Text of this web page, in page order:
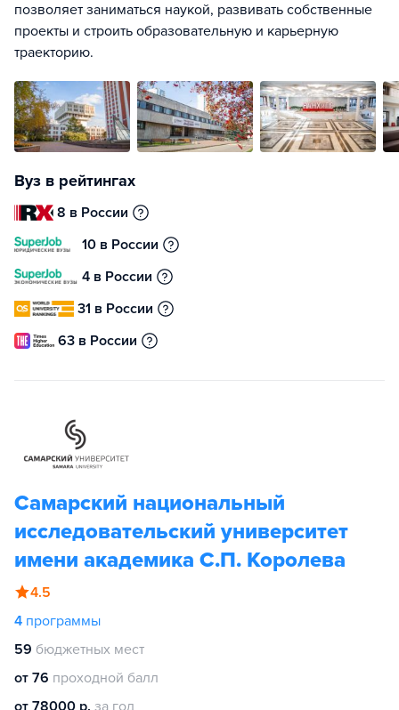
позволяет заниматься наукой, развивать собственные
проекты и строить образовательную и карьерную
траекторию.
Вуз в рейтингах
8 в России
10 в России
4 в России
31 в России
63 в России
Самарский национальный
исследовательский университет
имени академика С.П. Королева
4.5
4 программы
59 бюджетных мест
от 76 проходной балл
от 78000 р. за год